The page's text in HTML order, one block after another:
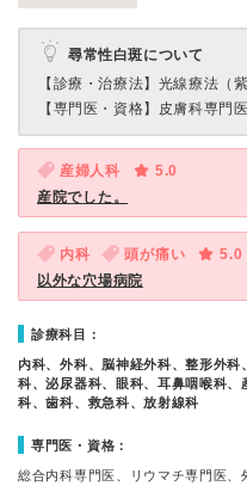
尋常性白斑について
【診療・治療法】 光線療法（
【専門医・資格】 皮膚科専門医
産婦人科
5.0
産院でした。
内科 頭が痛い
5.0
以外な穴場病院
診療科目：
内科、外科、脳神経外科、整形外
科、泌尿器科、眼科、耳鼻咽喉科
科、歯科、救急科、放射線科
専門医・資格：
総合内科専門医、リウマチ専門医